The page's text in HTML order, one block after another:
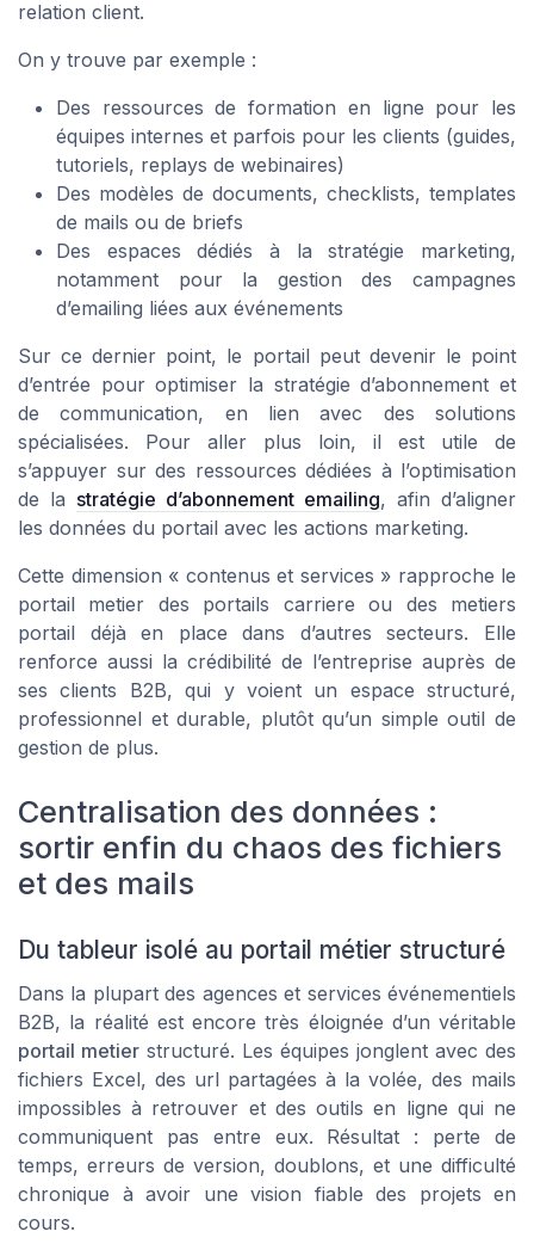
relation client.
On y trouve par exemple :
Des ressources de formation en ligne pour les
équipes internes et parfois pour les clients (guides,
tutoriels, replays de webinaires)
Des modèles de documents, checklists, templates
de mails ou de briefs
Des espaces dédiés à la stratégie marketing,
notamment pour la gestion des campagnes
d’emailing liées aux événements
Sur ce dernier point, le portail peut devenir le point
d’entrée pour optimiser la stratégie d’abonnement et
de communication, en lien avec des solutions
spécialisées. Pour aller plus loin, il est utile de
s’appuyer sur des ressources dédiées à l’optimisation
de la stratégie d’abonnement emailing, afin d’aligner
les données du portail avec les actions marketing.
Cette dimension « contenus et services » rapproche le
portail metier des portails carriere ou des metiers
portail déjà en place dans d’autres secteurs. Elle
renforce aussi la crédibilité de l’entreprise auprès de
ses clients B2B, qui y voient un espace structuré,
professionnel et durable, plutôt qu’un simple outil de
gestion de plus.
Centralisation des données :
sortir enfin du chaos des fichiers
et des mails
Du tableur isolé au portail métier structuré
Dans la plupart des agences et services événementiels
B2B, la réalité est encore très éloignée d’un véritable
portail metier structuré. Les équipes jonglent avec des
fichiers Excel, des url partagées à la volée, des mails
impossibles à retrouver et des outils en ligne qui ne
communiquent pas entre eux. Résultat : perte de
temps, erreurs de version, doublons, et une difficulté
chronique à avoir une vision fiable des projets en
cours.